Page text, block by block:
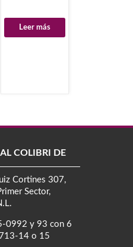
Leer más
COLIBRÍ DE
Cortines 307,
Sector,
0992 y 93 con 6
14 o 15